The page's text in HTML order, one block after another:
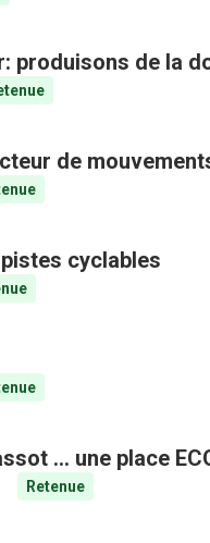
produisons de la
de
cyclables
... une place
Retenue